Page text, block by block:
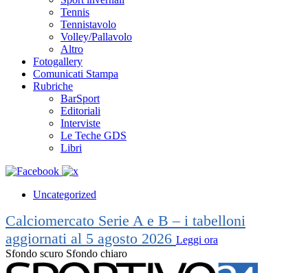
Tennis
Tennistavolo
Volley/Pallavolo
Altro
Fotogallery
Comunicati Stampa
Rubriche
BarSport
Editoriali
Interviste
Le Teche GDS
Libri
Uncategorized
Calciomercato Serie A e B – i tabelloni
aggiornati al 5 agosto 2026 Leggi ora
Sfondo scuro Sfondo chiaro